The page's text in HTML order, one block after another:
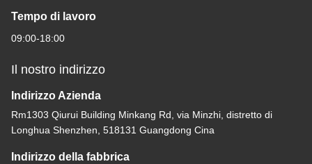
Tempo di lavoro
09:00-18:00
Il nostro indirizzo
Indirizzo Azienda
Rm1303 Qiurui Building Minkang Rd, via Minzhi, distretto di
Longhua Shenzhen, 518131 Guangdong Cina
Indirizzo della fabbrica